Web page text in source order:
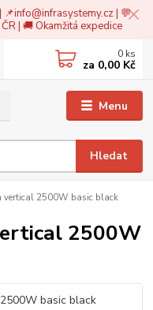
📌info@infrasystemy.cz| 💬
| 🚚 Okamžitá expedice
Menu
Hledat
0 ks
za 0,00 Kč
vertical 2500W basic black
2500W